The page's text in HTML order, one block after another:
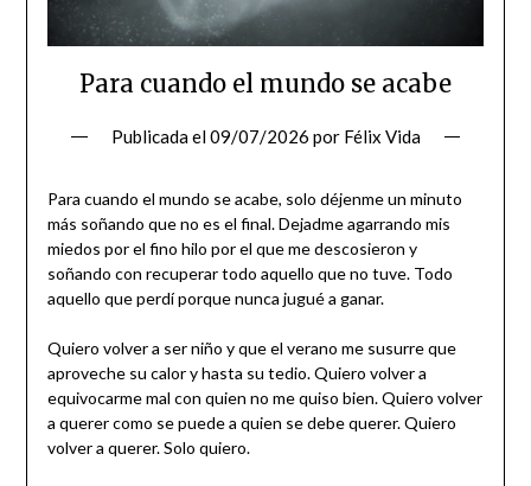
Para cuando el mundo se acabe
Publicada el09/07/2026 por Félix Vida
Para cuando el mundo se acabe, solo déjenme un minuto
más soñando que no es el final. Dejadme agarrando mis
miedos por el fino hilo por el que me descosieron y
soñando con recuperar todo aquello que no tuve. Todo
aquello que perdí porque nunca jugué a ganar.
Quiero volver a ser niño y que el verano me susurre que
aproveche su calor y hasta su tedio. Quiero volver a
equivocarme mal con quien no me quiso bien. Quiero volver
a querer como se puede a quien se debe querer. Quiero
volver a querer. Solo quiero.